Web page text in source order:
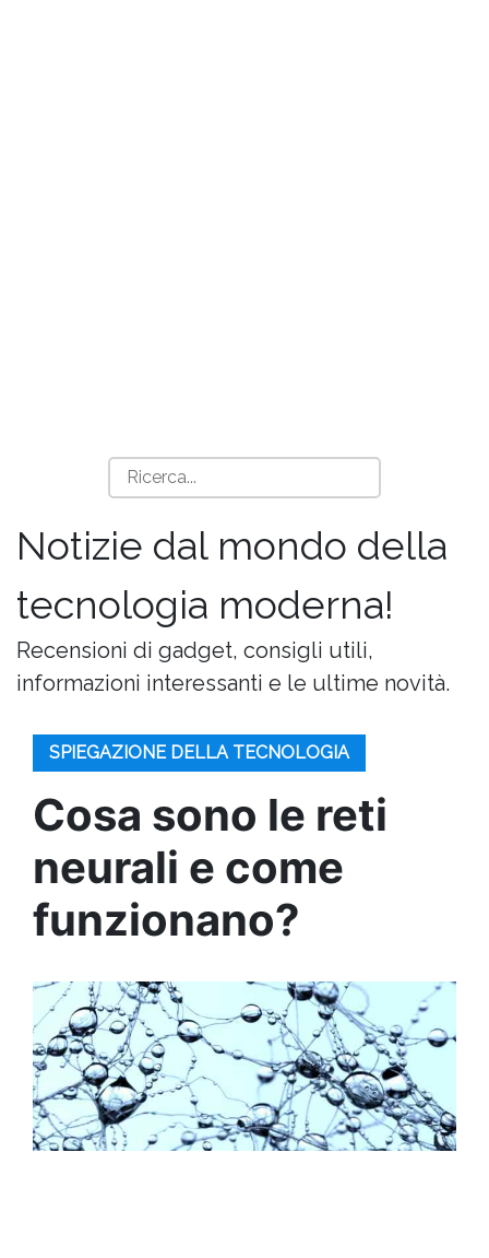
Notizie dal mondo della
tecnologia moderna!
Recensioni di gadget, consigli utili,
informazioni interessanti e le ultime novità.
SPIEGAZIONE DELLA TECNOLOGIA
Cosa sono le reti
neurali e come
funzionano?